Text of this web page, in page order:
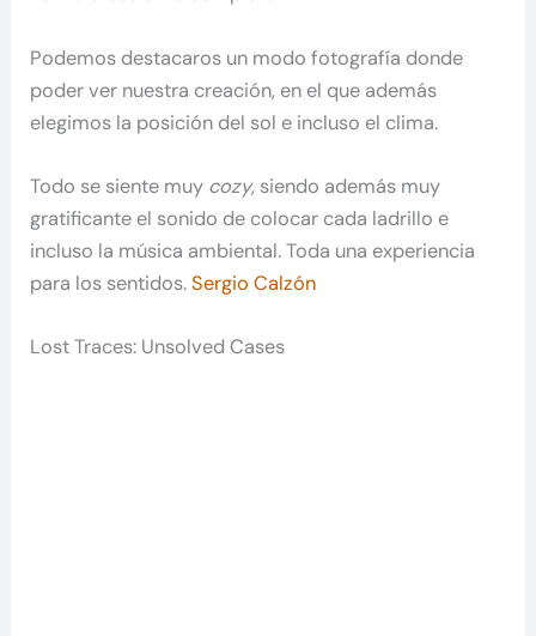
Podemos destacaros un modo fotografía donde
poder ver nuestra creación, en el que además
elegimos la posición del sol e incluso el clima.
Todo se siente muy cozy, siendo además muy
gratificante el sonido de colocar cada ladrillo e
incluso la música ambiental. Toda una experiencia
para los sentidos.Sergio Calzón
Lost Traces: Unsolved Cases